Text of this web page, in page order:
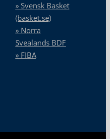
» Svensk Basket
(basket.se)
» Norra
Svealands BDF
» FIBA